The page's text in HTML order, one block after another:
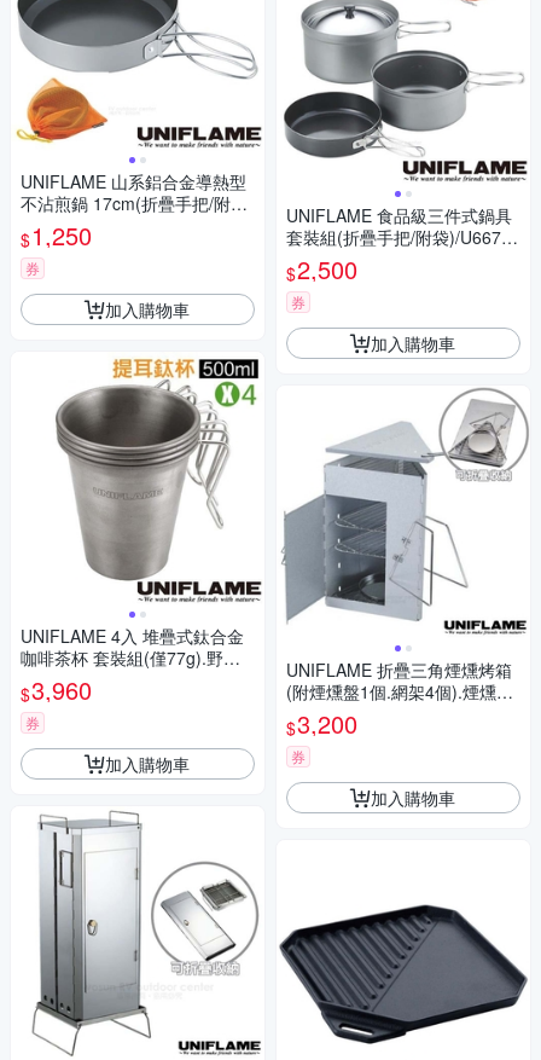
UNIFLAME 山系鋁合金導熱型
不沾煎鍋 17cm(折疊手把/附網
袋)/U667651
$1,250
券
加入購物車
UNIFLAME 4入 堆疊式鈦合金
咖啡茶杯 套裝組(僅77g).野餐
杯子.環保杯/U666111S
$3,960
券
加入購物車
UNIFLAME 食品級三件式鍋具
套裝組(折疊手把/附袋)/U66761
$2,500
券
加入購物車
UNIFLAME 折疊三角煙燻烤箱
(附煙燻盤1個.網架4個).煙燻筒.
烤肉架.燒烤架/U665978
$3,200
券
加入購物車